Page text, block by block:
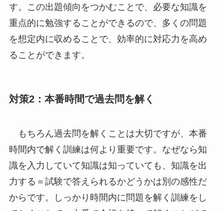
す。この出題傾向をつかむことで、必要な知識を
重点的に勉強することができるので、多くの問題
を想定内に収めることで、効率的に対応力を高め
ることができます。
対策2：本番時間で過去問を解く
もちろん過去問を解くことは大切ですが、本番
時間内で解く訓練は何より重要です。なぜなら知
識を入力していて知識は知っていても、知識を出
力する＝試験で答えられるかどうかは別の感性だ
からです。しっかり時間内に問題を解く訓練をし